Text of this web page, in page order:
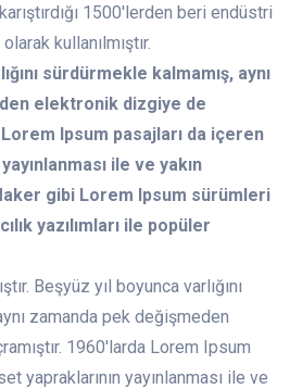
1500'lerden beri endüstri
kullanılmıştır.
sürdürmekle kalmamış, aynı
elektronik dizgiye de
Lorem Ipsum pasajları da içeren
ile ve yakın
gibi Lorem Ipsum sürümleri
yazılımları ile popüler
Beşyüz yıl boyunca varlığını
zamanda pek değişmeden
1960'larda Lorem Ipsum
yapraklarının yayınlanması ile ve